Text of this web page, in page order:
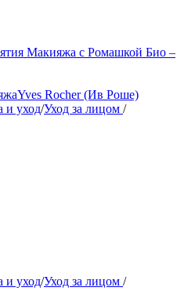
Макияжа с Ромашкой Био –
Yves Rocher (Ив Роше)
и уход/Уход за лицом /
и уход/Уход за лицом /